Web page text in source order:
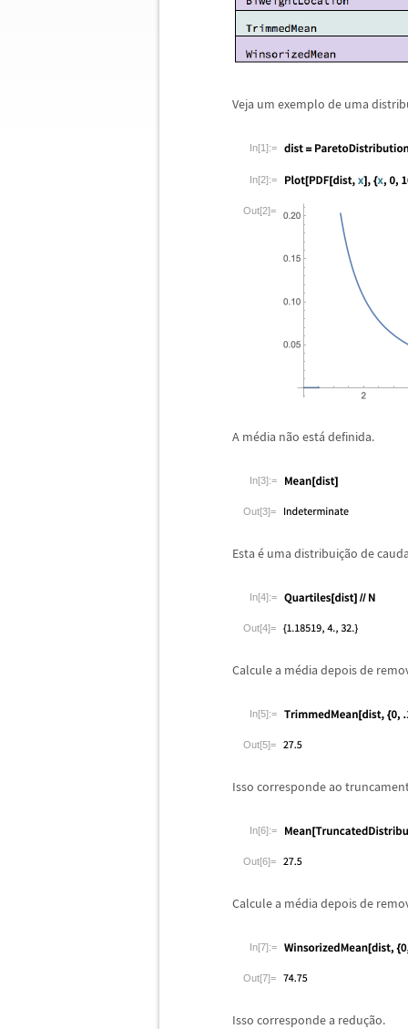
Veja um exemplo de uma
In[1]:=
In[2]:=
Out[2]=
A média não está definida.
In[3]:=
Out[3]=
Esta é uma distribuição de
In[4]:=
Out[4]=
Calcule a média depois de
In[5]:=
Out[5]=
Isso corresponde ao
In[6]:=
Out[6]=
Calcule a média depois de
In[7]:=
Out[7]=
Isso corresponde a redução.